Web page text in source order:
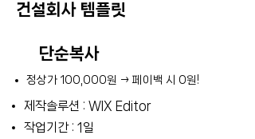
건설회사 템플릿
단순복사
정상가 100,000원 → 페이백 시 0원!
제작솔루션 : WIX Editor
작업기간 : 1일